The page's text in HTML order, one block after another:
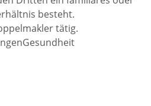
besteht.
tätig.